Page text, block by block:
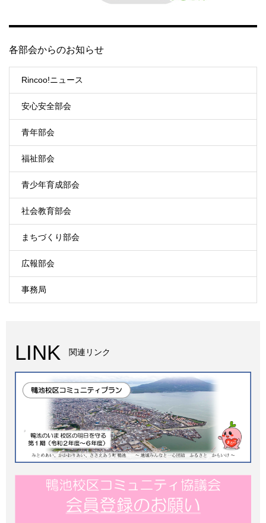
各部会からのお知らせ
Rincoo!ニュース
安心安全部会
青年部会
福祉部会
青少年育成部会
社会教育部会
まちづくり部会
広報部会
事務局
LINK 関連リンク